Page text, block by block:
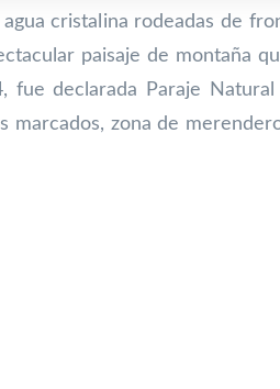
agua cristalina rodeadas de
paisaje de montaña
fue declarada Paraje Natural
marcados, zona de